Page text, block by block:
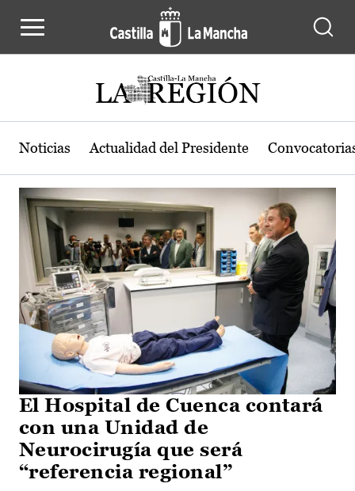
Actualidad de la región de Castilla-
Noticias Actualidad del Presidente
El Hospital de Cuenca contará
con una Unidad de
Neurocirugía que será
“referencia regional”